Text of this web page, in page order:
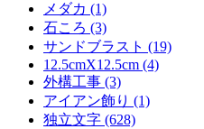
メダカ (1)
石ころ (3)
サンドブラスト (19)
12.5cmX12.5cm (4)
外構工事 (3)
アイアン飾り (1)
独立文字 (628)